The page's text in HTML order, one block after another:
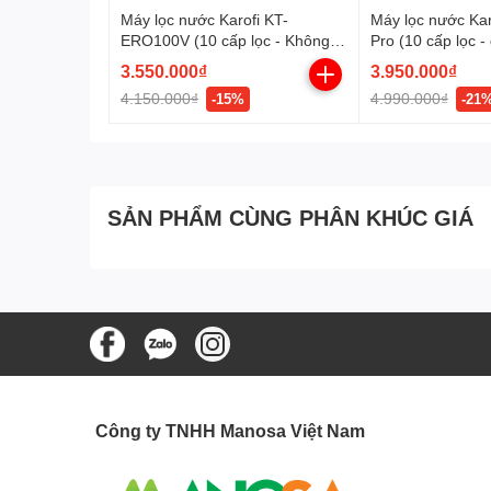
Máy lọc nước Karofi KT-
ERO100V (10 cấp lọc - Không
vỏ tủ - để gầm) mới nhất 2023
3.550.000₫
4.150.000₫ -15%
Máy lọc nước
Pro (10 cấp lọc -
2024
3.950.000₫
4.990.000₫ -
SẢN PHẨM CÙNG PHÂN KHÚC GIÁ
Công ty TNHH Manosa Việt Nam